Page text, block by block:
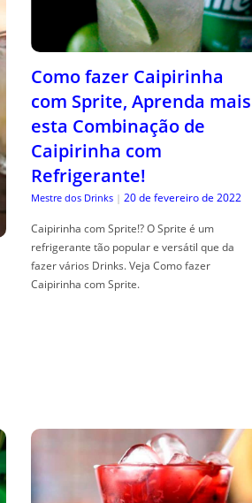
Como fazer Caipirinha
com Sprite, Aprenda mais
esta Combinação de
Caipirinha com
Refrigerante!
Mestre dos Drinks | 20 de fevereiro de 2022
Caipirinha com Sprite!? O Sprite é um
refrigerante tão popular e versátil que da
fazer vários Drinks. Veja Como fazer
Caipirinha com Sprite.